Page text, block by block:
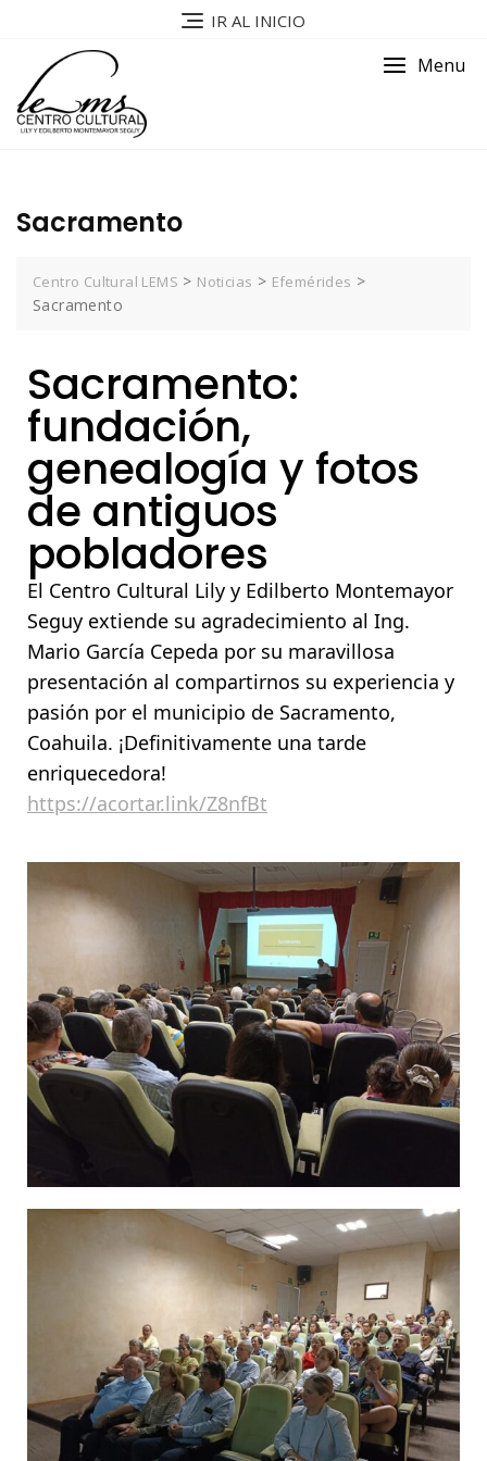
IR AL INICIO
Menu
Sacramento
Centro Cultural LEMS > Noticias > Efemérides >
Sacramento
Sacramento:
fundación,
genealogía y fotos
de antiguos
pobladores
El Centro Cultural Lily y Edilberto Montemayor
Seguy extiende su agradecimiento al Ing.
Mario García Cepeda por su maravillosa
presentación al compartirnos su experiencia y
pasión por el municipio de Sacramento,
Coahuila. ¡Definitivamente una tarde
enriquecedora!
https://acortar.link/Z8nfBt